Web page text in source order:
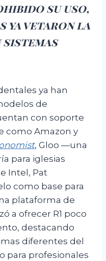
su uso,
ya vetaron la
ya han
de
con soporte
como Amazon y
, Gloo —una
para iglesias
Intel, Pat
como base para
plataforma de
a ofrecer R1 poco
destacando
diferentes del
para profesionales